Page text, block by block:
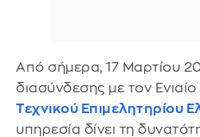
Από σήμερα, 17 Μαρτίου
διασύνδεσης με τον
Τεχνικού Επιμελητηρίου
υπηρεσία δίνει τη